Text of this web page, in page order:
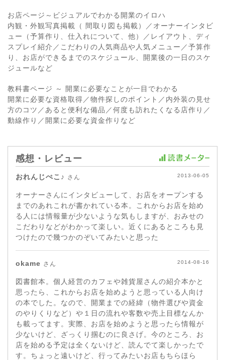
お店ページ～ビジュアルでわかる開業のイロハ
内観・外観写真掲載（ 間取り図も掲載）／オーナーインタビ
ュー（予算作り、仕入れについて、他）／レイアウト、ディ
スプレイ紹介／こだわりの人気商品や人気メニュー／予算作
り、お店ができるまでのスケジュール、開業後の一日のスケ
ジュールなど
教科書ページ ～ 開業に必要なことが一目でわかる
開業に必要な資格取得／物件探しのポイント／内外装の見せ
方のコツ／あると便利な備品／何度も訪れたくなる店作り／
動線作り／開業に必要な資金作りなど
感想・レビュー
おれんじぺこ♪ さん 2013-06-05
オーナーさんにインタビューして、お店をオープンする
までのあれこれが書かれている本。これからお店を始め
る人には情報量が少ないような気もしますが、おみせの
こだわりなどがわかって楽しい。近くにあるところも見
つけたので幾つかのぞいてみたいと思った
okame さん 2014-08-16
図書館本。個人経営のカフェや雑貨屋さんの紹介本かと
思ったら、これからお店を始めようと思っている人向け
の本でした。なので、開業までの経緯（物件選びや資金
のやりくりなど）や１日の流れや客数や売上目標なんか
も載ってます。実際、お店を始めようと思ったら情報が
少ないけど、ざっくり掴むのに良さげ。今のところ、お
店を始める予定は全くないけど、読んでて楽しかったで
す。ちょっと遠いけど、行ってみたいお店もちらほら